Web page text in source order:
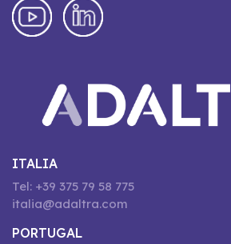
ITALIA
Tel: +39 375 79 58 775
italia@adaltra.com
PORTUGAL